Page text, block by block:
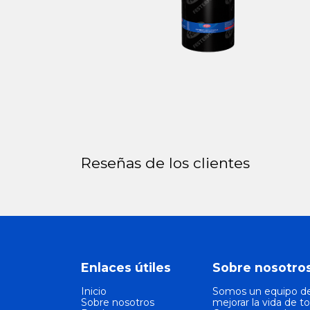
Reseñas de los clientes
Enlaces útiles
Inicio
Sobre nosotros
Sobre
Somos un equipo
mejorar la vida de